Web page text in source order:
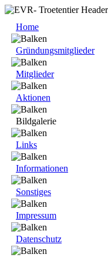
Home
Gründungsmitglieder
Mitglieder
Aktionen
Bildgalerie
Links
Informationen
Sonstiges
Impressum
Datenschutz